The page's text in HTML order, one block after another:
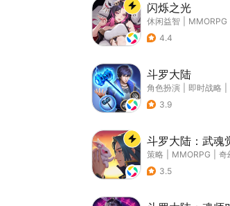
闪烁之光
休闲益智 MMORPG
4.4
斗罗大陆
角色扮演 即时战略
3.9
斗罗大陆：武魂
策略 MMORPG 奇
3.5